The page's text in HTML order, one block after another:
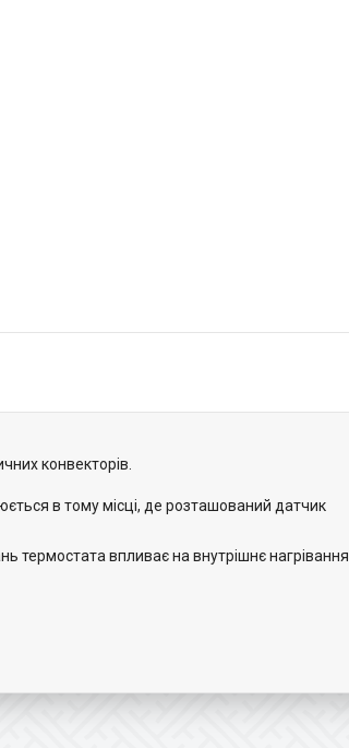
конвекторів.
в тому місці, де розташований датчик
термостата впливає на внутрішнє нагрівання.